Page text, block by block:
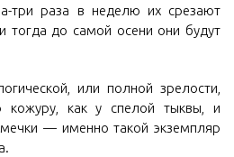
три раза в неделю их срезают
тогда до самой осени они будут
или полной зрелости,
кожуру, как у спелой тыквы, и
— именно такой экземпляр